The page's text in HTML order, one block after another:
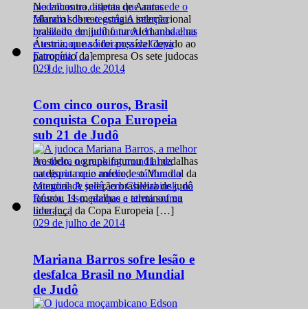
No encontro, atletas de Araras
falaram sobre o estágio internacional
realizado em junho na Alemanha e na
Áustria, que só foi possível devido ao
patrocínio da empresa Os sete judocas
[…]
029 de julho de 2014
Com cinco ouros, Brasil
conquista Copa Europeia
sub 21 de Judô
Ao todo, o grupo faturou 11 medalhas
na disputa que antecede o Mundial da
categoria A seleção brasileira de judô
faturou 11 medalhas e terminou na
liderança da Copa Europeia […]
029 de julho de 2014
Mariana Barros sofre lesão e
desfalca Brasil no Mundial
de Judô